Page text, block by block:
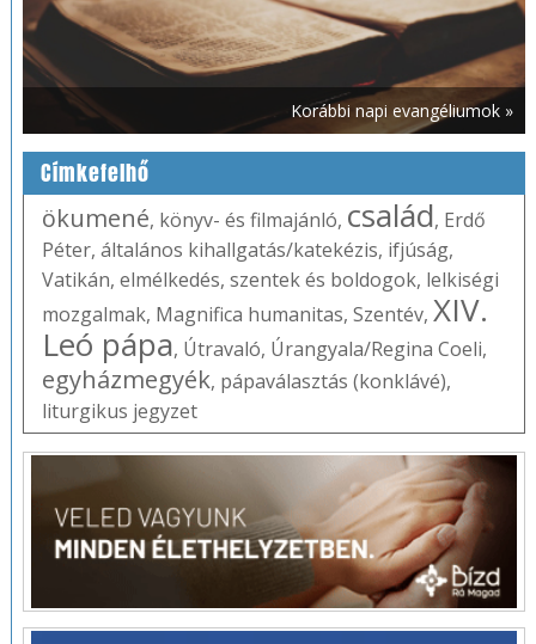
Korábbi napi evangéliumok »
Címkefelhő
ökumené, könyv- és filmajánló, család, Erdő
Péter, általános kihallgatás/katekézis, ifjúság,
Vatikán, elmélkedés, szentek és boldogok, lelkiségi
mozgalmak, Magnifica humanitas, Szentév, XIV.
Leó pápa, Útravaló, Úrangyala/Regina Coeli,
egyházmegyék, pápaválasztás (konklávé),
liturgikus jegyzet